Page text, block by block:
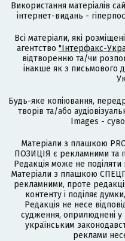
Використання матеріалів
інтернет-видань -
Всі матеріали, які
агентство "Інтерфакс-
відтворенню та/чи
інакше як з письмового
Будь-яке копіювання,
творів та/або
Images -
Матеріали з плашкою
ПОЗИЦІЯ є рекламними та
Редакція може не поділяти
Матеріали з плашкою
рекламними, проте
контенту і поділяє
Редакція не несе
судження, оприлюднені у
українським
реклами